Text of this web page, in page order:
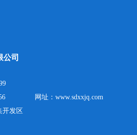
公司
网址：www.sdxxjq.com
开发区